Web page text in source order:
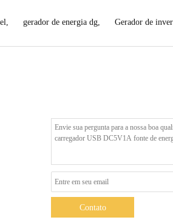
, gerador de energia dg, Gerador de
Contato